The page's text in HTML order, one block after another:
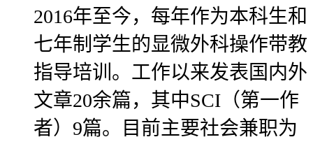
2016年至今，每年作为本科生和
七年制学生的显微外科操作带教
指导培训。工作以来发表国内外
文章20余篇，其中SCI（第一作
者）9篇。目前主要社会兼职为